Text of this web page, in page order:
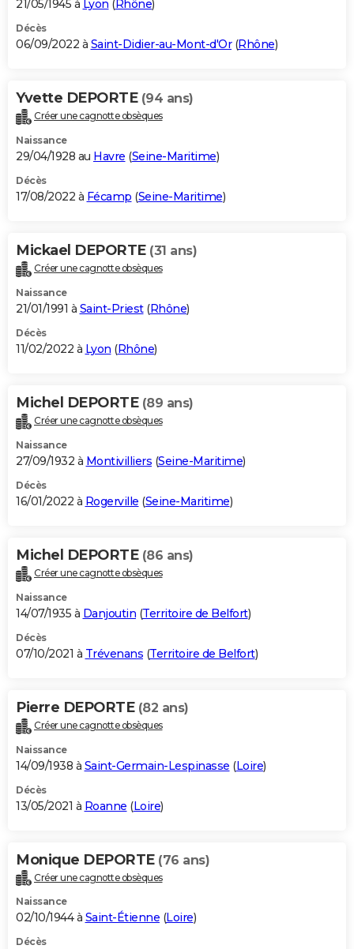
21/05/1945 à Lyon ( Rhône)
Décès
06/09/2022 à Saint-Didier-au-Mont-d'Or(Rhône)
Yvette DEPORTE (94 ans)
Créer une cagnotte obsèques
Naissance
29/04/1928 au Havre (Seine-Maritime)
Décès
17/08/2022 à Fécamp (Seine-Maritime)
Mickael DEPORTE (31 ans)
Créer une cagnotte obsèques
Naissance
21/01/1991 à Saint-Priest(Rhône)
Décès
11/02/2022 à Lyon (Rhône)
Michel DEPORTE (89 ans)
Créer une cagnotte obsèques
Naissance
27/09/1932 à Montivilliers (Seine-Maritime)
Décès
16/01/2022 à Rogerville (Seine-Maritime)
Michel DEPORTE (86 ans)
Créer une cagnotte obsèques
Naissance
14/07/1935 à Danjoutin (Territoire de Belfort)
Décès
07/10/2021 à Trévenans (Territoire de Belfort)
Pierre DEPORTE (82 ans)
Créer une cagnotte obsèques
Naissance
14/09/1938 à Saint-Germain-Lespinasse (Loire)
Décès
13/05/2021 à Roanne (Loire)
Monique DEPORTE (76 ans)
Créer une cagnotte obsèques
Naissance
02/10/1944 à Saint-Étienne (Loire)
Décès